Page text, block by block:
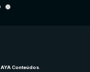
AYA Conteúdos